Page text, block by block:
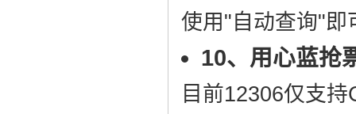
使用"自动查询"即
10、用心蓝抢
目前12306仅支